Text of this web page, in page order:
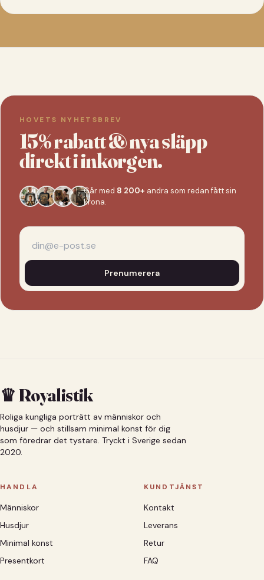
HOVETS NYHETSBREV
15% rabatt & nya släpp
direkt i inkorgen.
Går med 8 200+ andra som redan fått sin
krona.
Prenumerera
♛ Royalistik
Roliga kungliga porträtt av människor och
husdjur — och stillsam minimal konst för dig
som föredrar det tystare. Tryckt i Sverige sedan
2020.
HANDLA
Människor
Husdjur
Minimal konst
Presentkort
KUNDTJÄNST
Kontakt
Leverans
Retur
FAQ